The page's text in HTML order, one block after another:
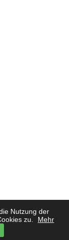
Nutzung der
zu.
Mehr